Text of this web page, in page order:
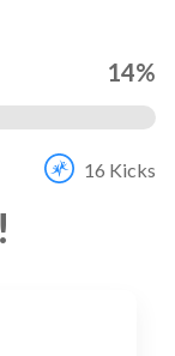
14%
16 Kicks
!